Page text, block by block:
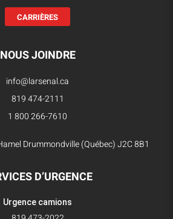
CARRIÈRES
NOUS JOINDRE
info@larsenal.ca
819 474-2111
1 800 266-7610
Drummondville (Québec) J2C 8B1
D’URGENCE
Urgence camions